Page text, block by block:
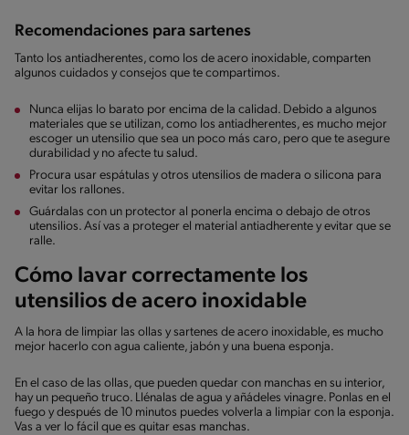
Recomendaciones para sartenes
Tanto los antiadherentes, como los de acero inoxidable, comparten
algunos cuidados y consejos que te compartimos.
Nunca elijas lo barato por encima de la calidad. Debido a algunos
materiales que se utilizan, como los antiadherentes, es mucho mejor
escoger un utensilio que sea un poco más caro, pero que te asegure
durabilidad y no afecte tu salud.
Procura usar espátulas y otros utensilios de madera o silicona para
evitar los rallones.
Guárdalas con un protector al ponerla encima o debajo de otros
utensilios. Así vas a proteger el material antiadherente y evitar que se
ralle.
Cómo lavar correctamente los
utensilios de acero inoxidable
A la hora de limpiar las ollas y sartenes de acero inoxidable, es mucho
mejor hacerlo con agua caliente, jabón y una buena esponja.
En el caso de las ollas, que pueden quedar con manchas en su interior,
hay un pequeño truco. Llénalas de agua y añádeles vinagre. Ponlas en el
fuego y después de 10 minutos puedes volverla a limpiar con la esponja.
Vas a ver lo fácil que es quitar esas manchas.